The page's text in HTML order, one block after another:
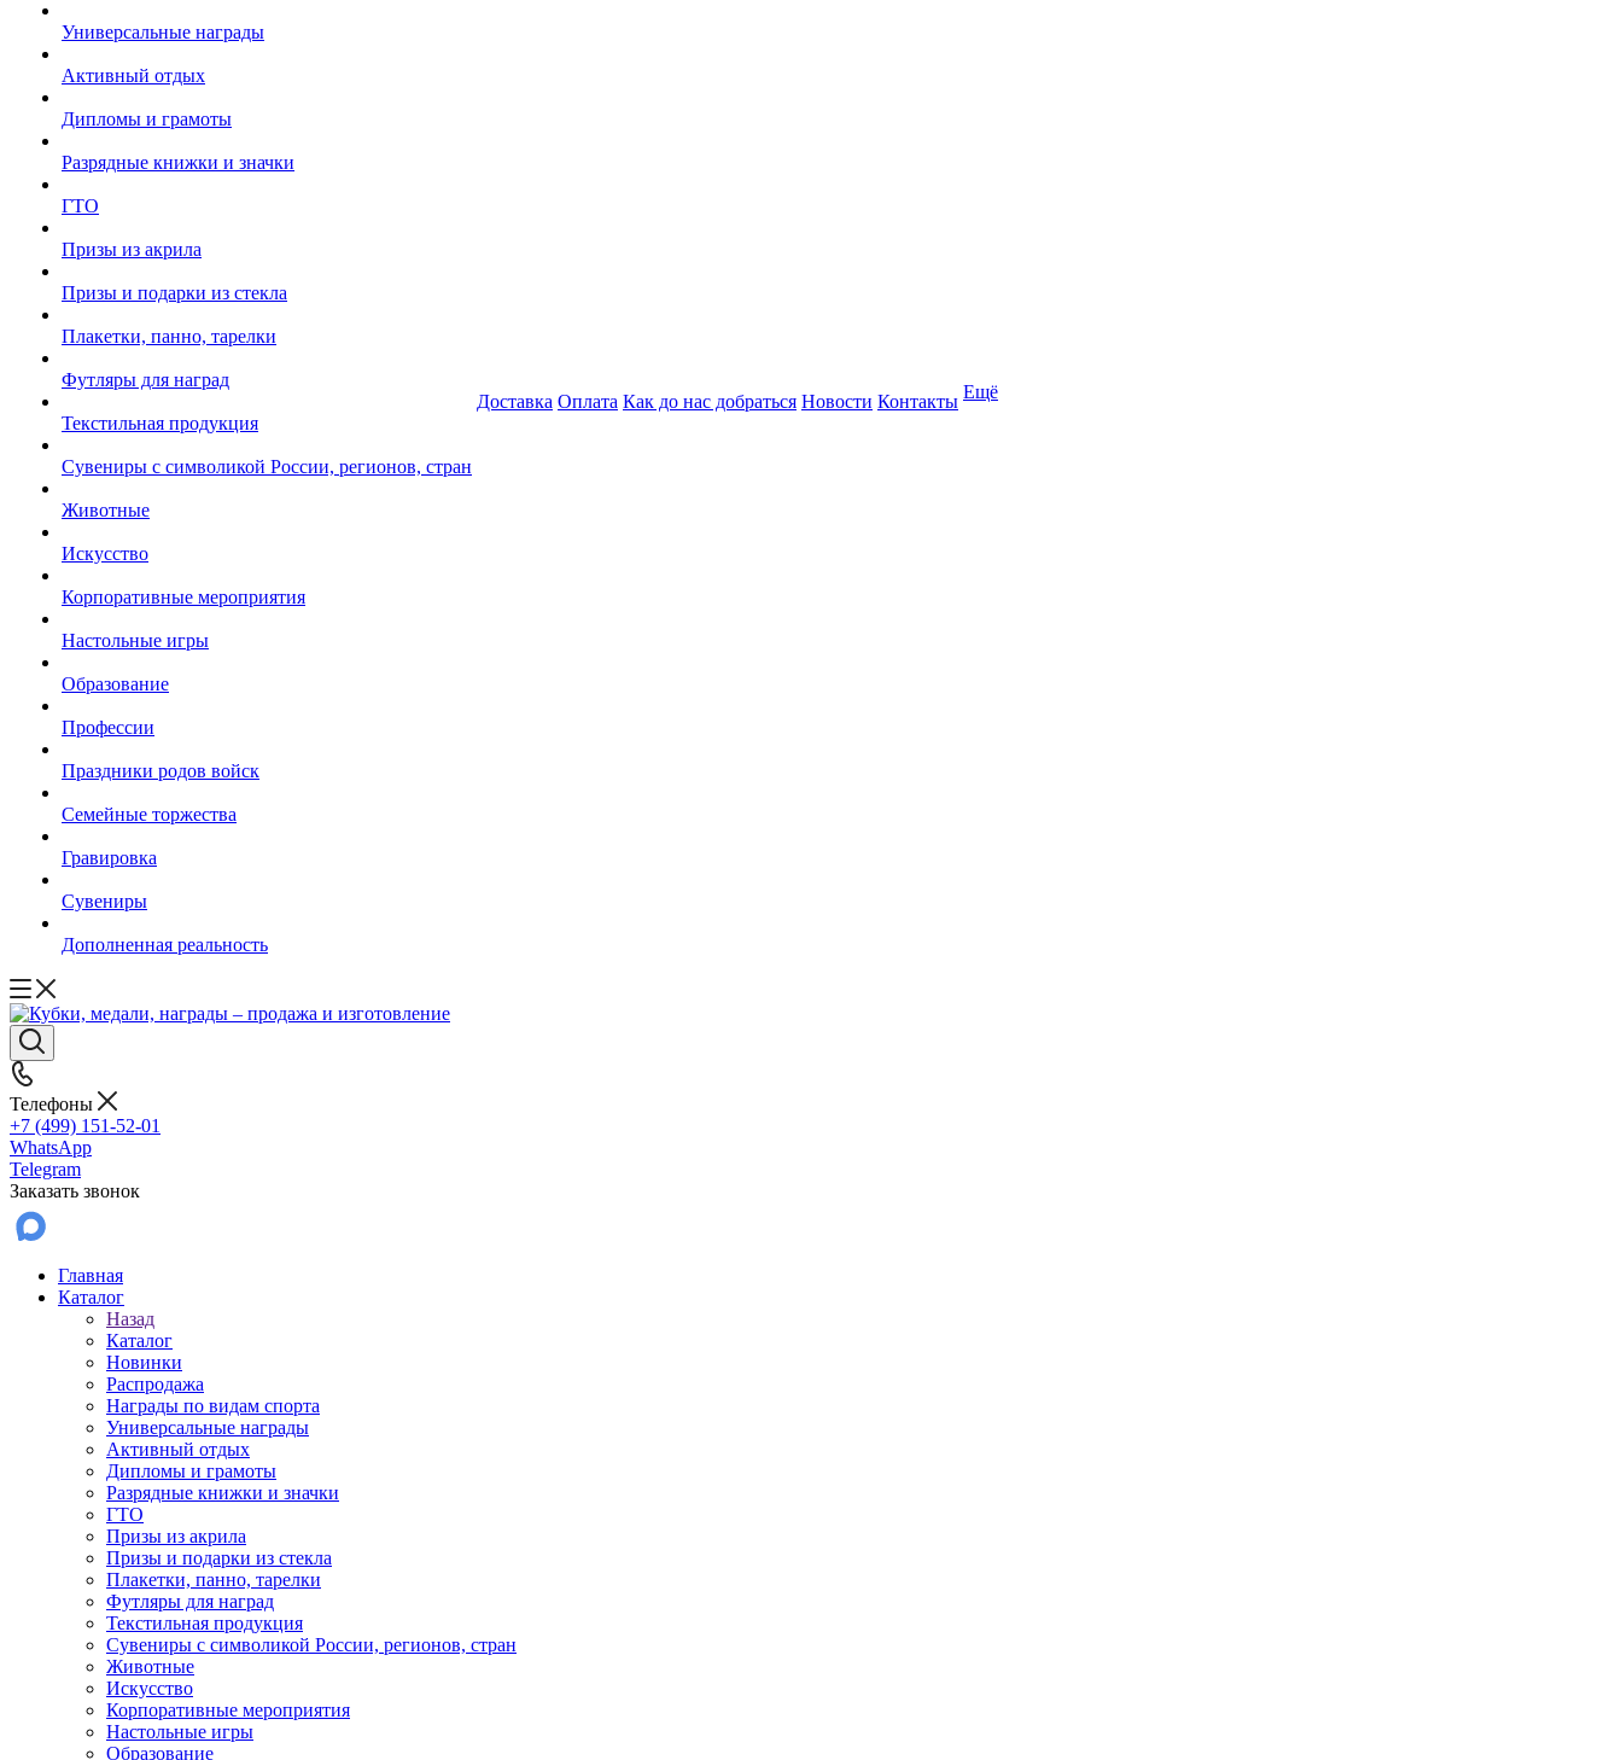
Универсальные награды
Активный отдых
Дипломы и грамоты
Разрядные книжки и значки
ГТО
Призы из акрила
Призы и подарки из стекла
Плакетки, панно, тарелки
Футляры для наград
Текстильная продукция
Сувениры с символикой России, регионов, стран
Животные
Искусство
Корпоративные мероприятия
Настольные игры
Образование
Профессии
Праздники родов войск
Семейные торжества
Гравировка
Сувениры
Дополненная реальность
Доставка Оплата Как до нас добраться Новости Контакты Ещё
Телефоны
+7 (499) 151-52-01
WhatsApp
Telegram
Заказать звонок
Главная
Каталог
Назад
Каталог
Новинки
Распродажа
Награды по видам спорта
Универсальные награды
Активный отдых
Дипломы и грамоты
Разрядные книжки и значки
ГТО
Призы из акрила
Призы и подарки из стекла
Плакетки, панно, тарелки
Футляры для наград
Текстильная продукция
Сувениры с символикой России, регионов, стран
Животные
Искусство
Корпоративные мероприятия
Настольные игры
Образование